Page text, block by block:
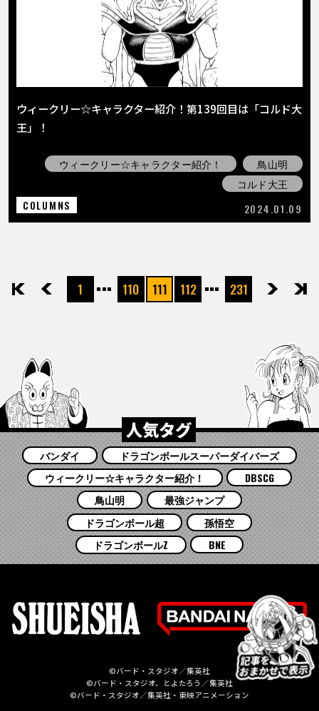
ウィークリー☆キャラクター紹介！第139回目は「コルド大
王」！
ウィークリー☆キャラクター紹介！
鳥山明
コルド大王
COLUMNS
2024.01.09
先頭 前へ1 110 111 112 231次へ最後
人気タグ
バンダイ
ドラゴンボールスーパーダイバーズ
ウィークリー☆キャラクター紹介！
DBSCG
鳥山明
最強ジャンプ
ドラゴンボール超
孫悟空
ドラゴンボールZ
BNE
©バード・スタジオ／集英社
©バード・スタジオ、とよたろう／集英社
©バード・スタジオ／集英社・東映アニメーション